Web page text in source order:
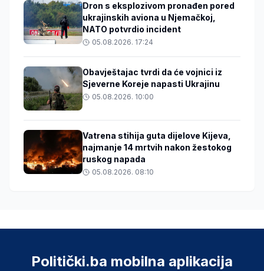
Dron s eksplozivom pronađen pored
ukrajinskih aviona u Njemačkoj,
NATO potvrdio incident
05.08.2026. 17:24
Obavještajac tvrdi da će vojnici iz
Sjeverne Koreje napasti Ukrajinu
05.08.2026. 10:00
Vatrena stihija guta dijelove Kijeva,
najmanje 14 mrtvih nakon žestokog
ruskog napada
05.08.2026. 08:10
Politički.ba mobilna aplikacija